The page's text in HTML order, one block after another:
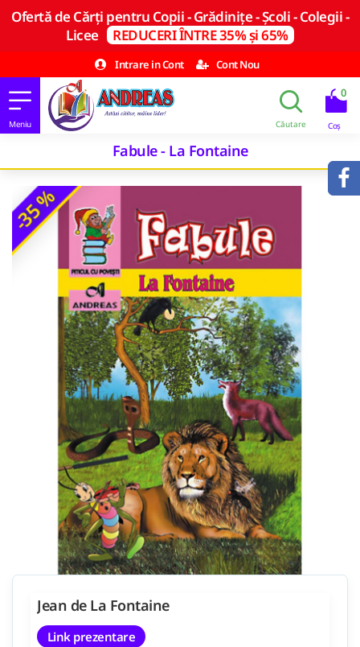
Ofertă de Cărți pentru Copii - Grădinițe - Școli - Colegii -
Licee REDUCERI ÎNTRE 35% și 65%
Intrare in Cont
Cont Nou
0
Fabule - La Fontaine
-35 %
Jean de La Fontaine
Link prezentare